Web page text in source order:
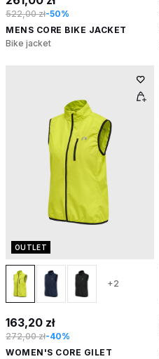
522,00 zł-50%
MENS CORE BIKE JACKET
Bike jacket
OUTLET
+2
163,20 zł
272,00 zł-40%
WOMEN'S CORE GILET